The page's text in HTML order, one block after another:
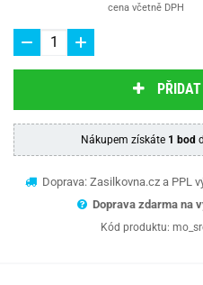
cena včetně DPH
Nákupem získáte 1 bod
Doprava: Zasilkovna.cz a PPL
Doprava zdarma na
Kód produktu: